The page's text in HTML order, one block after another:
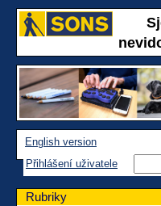
English version
Přihlášení uživatele
Rubriky